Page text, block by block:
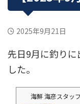
2025年9月21日
先日9月に釣り
した。
海鮮 海彦スタッ